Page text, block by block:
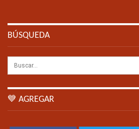
BÚSQUEDA
💙 AGREGAR